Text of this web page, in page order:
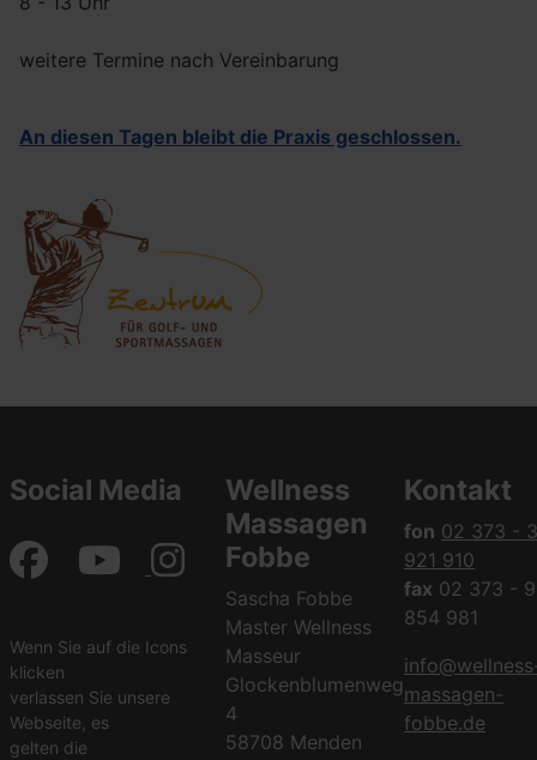
weitere Termine nach Vereinbarung
An diesen Tagen bleibt die Praxis geschlossen.
Social Media
Wenn Sie auf die Icons
klicken
verlassen Sie unsere
Webseite, es
gelten die
Wellness
Massagen
Fobbe
Sascha Fobbe
Master Wellness
Masseur
Glockenblumenweg
4
58708 Menden
Kontakt
fon 02 373 - 3
921 910
fax 02 373 - 9
854 981
massagen-
fobbe.de